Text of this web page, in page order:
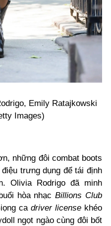
Emily Ratajkowski
Images)
những đôi combat boots
trưng dụng để tái định
Olivia Rodrigo đã minh
hòa nhạcBillions Club
ca driver license khéo
ngọt ngào cùng đôi bốt